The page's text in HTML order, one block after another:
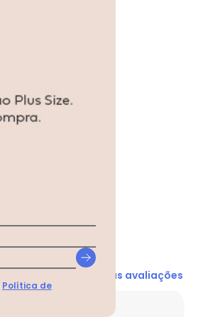
Ver todas as avaliações
Política de